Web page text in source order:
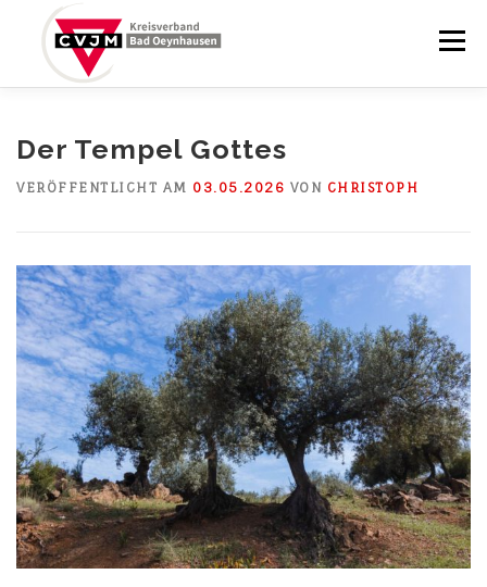
springen
Menü
ÜBER UNS KONTAKT
Der Tempel Gottes
VERÖFFENTLICHT AM 03.05.2026 VON CHRISTOPH